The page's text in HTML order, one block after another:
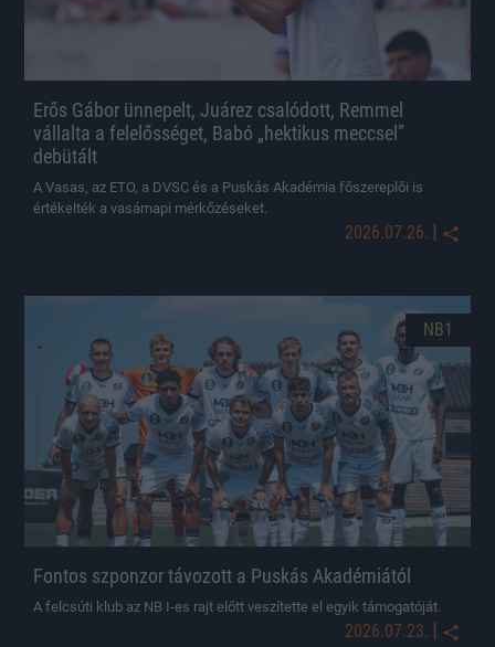
Erős Gábor ünnepelt, Juárez csalódott, Remmel
vállalta a felelősséget, Babó „hektikus meccsel”
debütált
A Vasas, az ETO, a DVSC és a Puskás Akadémia főszereplői is
értékelték a vasárnapi mérkőzéseket.
2026.07.26. |
NB1
Fontos szponzor távozott a Puskás Akadémiától
A felcsúti klub az NB I-es rajt előtt veszítette el egyik támogatóját.
2026.07.23. |